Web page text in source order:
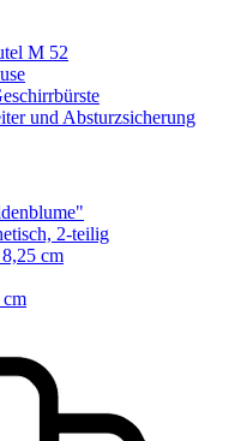
M 52
und Absturzsicherung
2-teilig
cm